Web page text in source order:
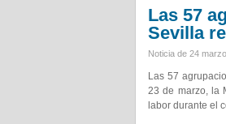
Las 57
Sevilla
Noticia de 24
Las 57
23 de marzo, la
labor durante el